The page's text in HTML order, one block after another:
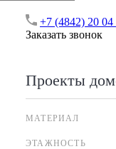
+7 (4842) 20 04
Заказать звонок
Проекты
МАТЕРИАЛ
ЭТАЖНОСТЬ